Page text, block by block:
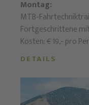
Montag:
MTB-
Fortgeschrittene
Kosten: € 19,- pro
DETAILS